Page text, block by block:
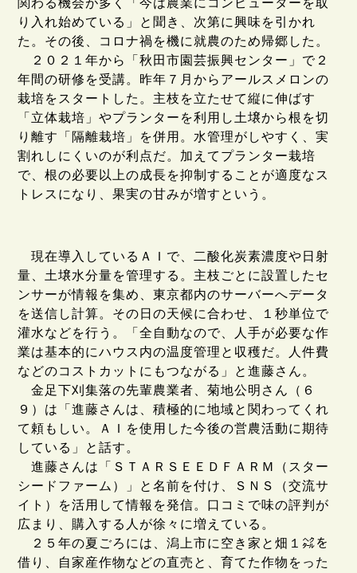
り入れ始めている」と聞き、次第に興味を引かれ
た。その後、コロナ禍を機に就農のため帰郷した。
２０２１年から「秋田市園芸振興センター」で２
年間の研修を受講。昨年７月からアールスメロンの
栽培をスタートした。主枝を立たせて縦に伸ばす
「立体栽培」やプランターを利用し土壌から根を切
り離す「隔離栽培」を併用。水管理がしやすく、実
割れしにくいのが利点だ。加えてプランター栽培
で、根の必要以上の成長を抑制することが適度なス
トレスになり、果実の甘みが増すという。
現在導入しているＡＩで、二酸化炭素濃度や日射
量、土壌水分量を管理する。主枝ごとに設置したセ
ンサーが情報を集め、東京都内のサーバーへデータ
を送信し計算。その日の天候に合わせ、１秒単位で
灌水などを行う。「全自動なので、人手が必要な作
業は基本的にハウス内の温度管理と収穫だ。人件費
などのコストカットにもつながる」と進藤さん。
金足下刈集落の先輩農業者、菊地公明さん（６
９）は「進藤さんは、積極的に地域と関わってくれ
て頼もしい。ＡＩを使用した今後の営農活動に期待
している」と話す。
進藤さんは「ＳＴＡＲＳＥＥＤＦＡＲＭ（スター
シードファーム）」と名前を付け、ＳＮＳ（交流サ
イト）を活用して情報を発信。口コミで味の評判が
広まり、購入する人が徐々に増えている。
２５年の夏ごろには、潟上市に空き家と畑１㌶を
借り、自家産作物などの直売と、育てた作物をった